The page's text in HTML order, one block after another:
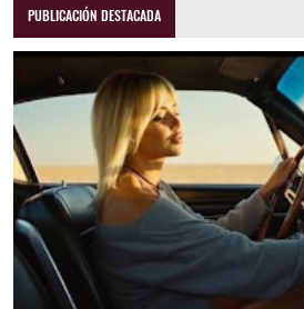
PUBLICACIÓN DESTACADA